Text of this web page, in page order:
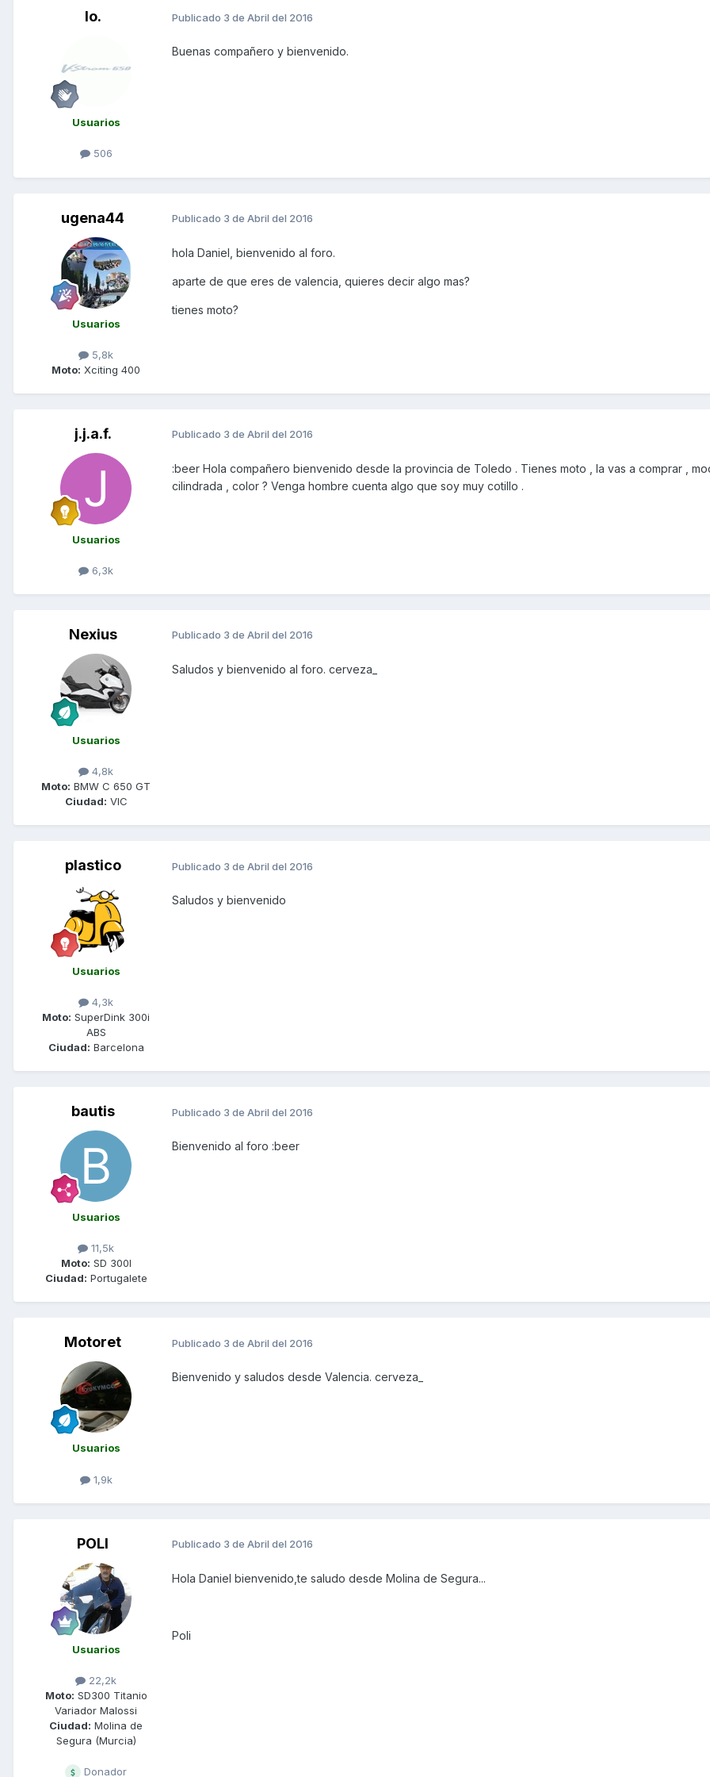
Io.
Usuarios
506
Publicado 3 de Abril del 2016
Buenas compañero y bienvenido.
ugena44
Usuarios
5,8k
Moto: Xciting 400
Publicado 3 de Abril del 2016
hola Daniel, bienvenido al foro.
aparte de que eres de valencia, quieres decir algo mas?
tienes moto?
j.j.a.f.
Usuarios
6,3k
Publicado 3 de Abril del 2016
:beer Hola compañero bienvenido desde la provincia de Toledo . Tienes moto , la vas a comprar ,
cilindrada , color ? Venga hombre cuenta algo que soy muy cotillo .
Nexius
Usuarios
4,8k
Moto: BMW C 650 GT
Ciudad: VIC
Publicado 3 de Abril del 2016
Saludos y bienvenido al foro. cerveza_
plastico
Usuarios
4,3k
Moto: SuperDink 300i
ABS
Ciudad: Barcelona
Publicado 3 de Abril del 2016
Saludos y bienvenido
bautis
Usuarios
11,5k
Moto: SD 300I
Ciudad: Portugalete
Publicado 3 de Abril del 2016
Bienvenido al foro :beer
Motoret
Usuarios
1,9k
Publicado 3 de Abril del 2016
Bienvenido y saludos desde Valencia. cerveza_
POLI
Usuarios
22,2k
Moto: SD300 Titanio
Variador Malossi
Ciudad: Molina de
Segura (Murcia)
Donador
Publicado 3 de Abril del 2016
Hola Daniel bienvenido,te saludo desde Molina de Segura...
Poli